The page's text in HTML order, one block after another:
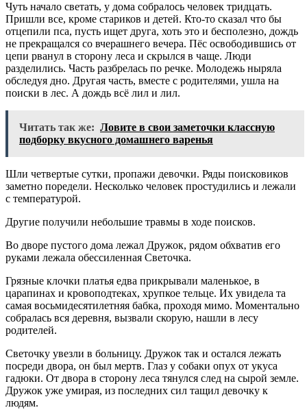
Чуть начало светать, у дома собралось человек тридцать.
Пришли все, кроме стариков и детей. Кто-то сказал что бы
отцепили пса, пусть ищет друга, хоть это и бесполезно, дождь
не прекращался со вчерашнего вечера. Пёс освободившись от
цепи рванул в сторону леса и скрылся в чаще. Люди
разделились. Часть разбрелась по речке. Молодежь ныряла
обследуя дно. Другая часть, вместе с родителями, ушла на
поиски в лес. А дождь всё лил и лил.
Читать так же: Ловите в свои заметочки классную
подборку вкусного домашнего варенья
Шли четвертые сутки, пропажи девочки. Ряды поисковиков
заметно поредели. Несколько человек простудились и лежали
с температурой.
Другие получили небольшие травмы в ходе поисков.
Во дворе пустого дома лежал Дружок, рядом обхватив его
руками лежала обессиленная Светочка.
Грязные клочки платья едва прикрывали маленькое, в
царапинах и кровоподтеках, хрупкое тельце. Их увидела та
самая восьмидесятилетняя бабка, проходя мимо. Моментально
собралась вся деревня, вызвали скорую, нашли в лесу
родителей.
Светочку увезли в больницу. Дружок так и остался лежать
посреди двора, он был мертв. Глаз у собаки опух от укуса
гадюки. От двора в сторону леса тянулся след на сырой земле.
Дружок уже умирая, из последних сил тащил девочку к
людям.